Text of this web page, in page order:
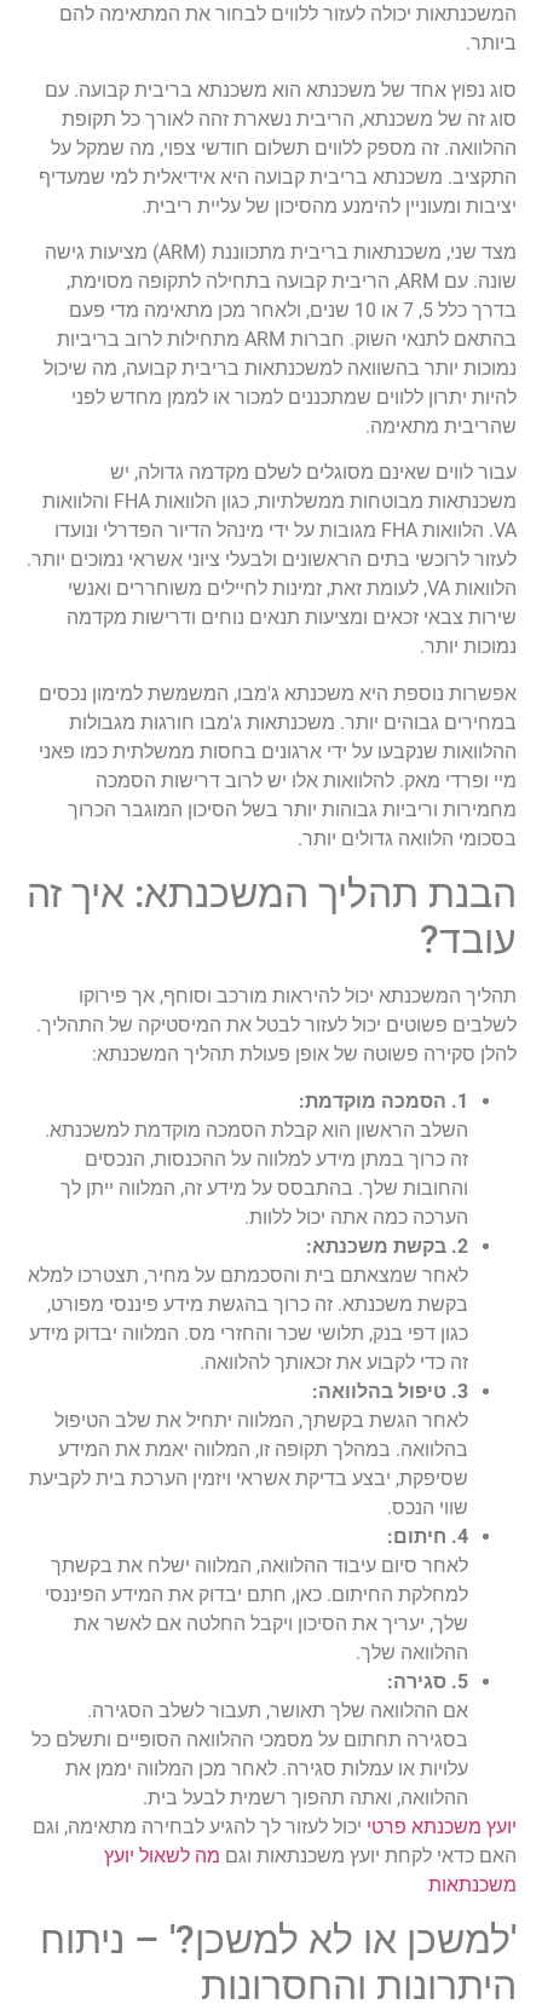
המשכנתאות יכולה לעזור ללווים לבחור את המתאימה להם
ביותר.
סוג נפוץ אחד של משכנתא הוא משכנתא בריבית קבועה. עם
סוג זה של משכנתא, הריבית נשארת זהה לאורך כל תקופת
ההלוואה. זה מספק ללווים תשלום חודשי צפוי, מה שמקל על
התקציב. משכנתא בריבית קבועה היא אידיאלית למי שמעדיף
יציבות ומעוניין להימנע מהסיכון של עליית ריבית.
מצד שני, משכנתאות בריבית מתכווננת (ARM) מציעות גישה
שונה. עם ARM, הריבית קבועה בתחילה לתקופה מסוימת,
בדרך כלל 5, 7 או 10 שנים, ולאחר מכן מתאימה מדי פעם
בהתאם לתנאי השוק. חברות ARM מתחילות לרוב בריביות
נמוכות יותר בהשוואה למשכנתאות בריבית קבועה, מה שיכול
להיות יתרון ללווים שמתכננים למכור או לממן מחדש לפני
שהריבית מתאימה.
עבור לווים שאינם מסוגלים לשלם מקדמה גדולה, יש
משכנתאות מבוטחות ממשלתיות, כגון הלוואות FHA והלוואות
VA. הלוואות FHA מגובות על ידי מינהל הדיור הפדרלי ונועדו
לעזור לרוכשי בתים הראשונים ולבעלי ציוני אשראי נמוכים יותר.
הלוואות VA, לעומת זאת, זמינות לחיילים משוחררים ואנשי
שירות צבאי זכאים ומציעות תנאים נוחים ודרישות מקדמה
נמוכות יותר.
אפשרות נוספת היא משכנתא ג'מבו, המשמשת למימון נכסים
במחירים גבוהים יותר. משכנתאות ג'מבו חורגות מגבולות
ההלוואות שנקבעו על ידי ארגונים בחסות ממשלתית כמו פאני
מיי ופרדי מאק. להלוואות אלו יש לרוב דרישות הסמכה
מחמירות וריביות גבוהות יותר בשל הסיכון המוגבר הכרוך
בסכומי הלוואה גדולים יותר.
הבנת תהליך המשכנתא: איך זה
עובד?
תהליך המשכנתא יכול להיראות מורכב וסוחף, אך פירוקו
לשלבים פשוטים יכול לעזור לבטל את המיסטיקה של התהליך.
להלן סקירה פשוטה של אופן פעולת תהליך המשכנתא:
1. הסמכה מוקדמת:
השלב הראשון הוא קבלת הסמכה מוקדמת למשכנתא.
זה כרוך במתן מידע למלווה על ההכנסות, הנכסים
והחובות שלך. בהתבסס על מידע זה, המלווה ייתן לך
הערכה כמה אתה יכול ללוות.
2. בקשת משכנתא:
לאחר שמצאתם בית והסכמתם על מחיר, תצטרכו למלא
בקשת משכנתא. זה כרוך בהגשת מידע פיננסי מפורט,
כגון דפי בנק, תלושי שכר והחזרי מס. המלווה יבדוק מידע
זה כדי לקבוע את זכאותך להלוואה.
3. טיפול בהלוואה:
לאחר הגשת בקשתך, המלווה יתחיל את שלב הטיפול
בהלוואה. במהלך תקופה זו, המלווה יאמת את המידע
שסיפקת, יבצע בדיקת אשראי ויזמין הערכת בית לקביעת
שווי הנכס.
4. חיתום:
לאחר סיום עיבוד ההלוואה, המלווה ישלח את בקשתך
למחלקת החיתום. כאן, חתם יבדוק את המידע הפיננסי
שלך, יעריך את הסיכון ויקבל החלטה אם לאשר את
ההלוואה שלך.
5. סגירה:
אם ההלוואה שלך תאושר, תעבור לשלב הסגירה.
בסגירה תחתום על מסמכי ההלוואה הסופיים ותשלם כל
עלויות או עמלות סגירה. לאחר מכן המלווה יממן את
ההלוואה, ואתה תהפוך רשמית לבעל בית.
יועץ משכנתא פרטי יכול לעזור לך להגיע לבחירה מתאימה, וגם
האם כדאי לקחת יועץ משכנתאות וגם מה לשאול יועץ
משכנתאות
'למשכן או לא למשכן?' – ניתוח
היתרונות והחסרונות